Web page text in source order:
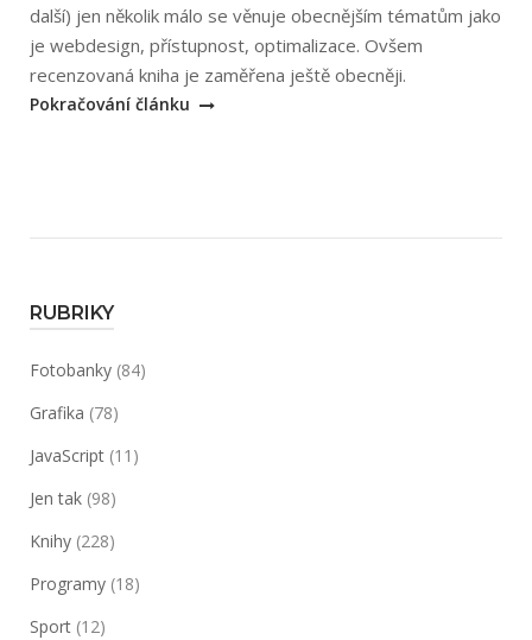
další) jen několik málo se věnuje obecnějším tématům jako
je webdesign, přístupnost, optimalizace. Ovšem
recenzovaná kniha je zaměřena ještě obecněji.
Pokračování článku
RUBRIKY
Fotobanky (84)
Grafika (78)
JavaScript (11)
Jen tak (98)
Knihy (228)
Programy (18)
Sport (12)